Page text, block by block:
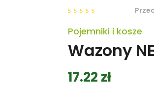
out
of
5
Pojemniki i kosze
Wazony
17.22 zł